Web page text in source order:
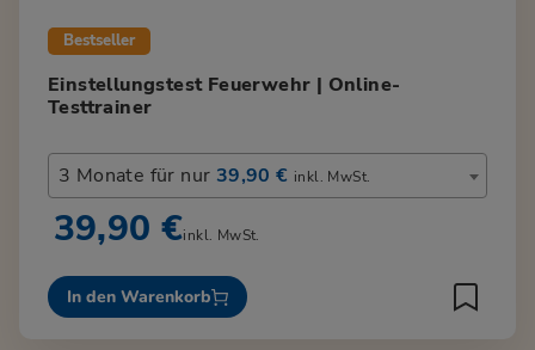
Bestseller
Einstellungstest Feuerwehr | Online-
Testtrainer
3 Monate für nur 39,90 € inkl. MwSt.
39,90 €inkl. MwSt.
In den Warenkorb